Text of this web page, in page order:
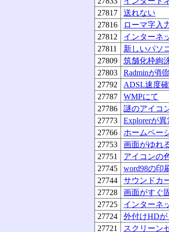
27817
送れない
27816
ローマ字入
27812
インターネ
27811
新しいパソ
27809
筑舗化枠絢
27803
Radminが削
27792
ADSL速度
27787
WMPにて
27786
謎のアイコ
27773
Explorerが
27766
ホームペー
27753
画面がゆれ
27751
アイコンの
27745
word98の印
27744
サウンドカ
27728
画面がすぐ
27725
インターネ
27724
外付けHDが
27721
スクリーン